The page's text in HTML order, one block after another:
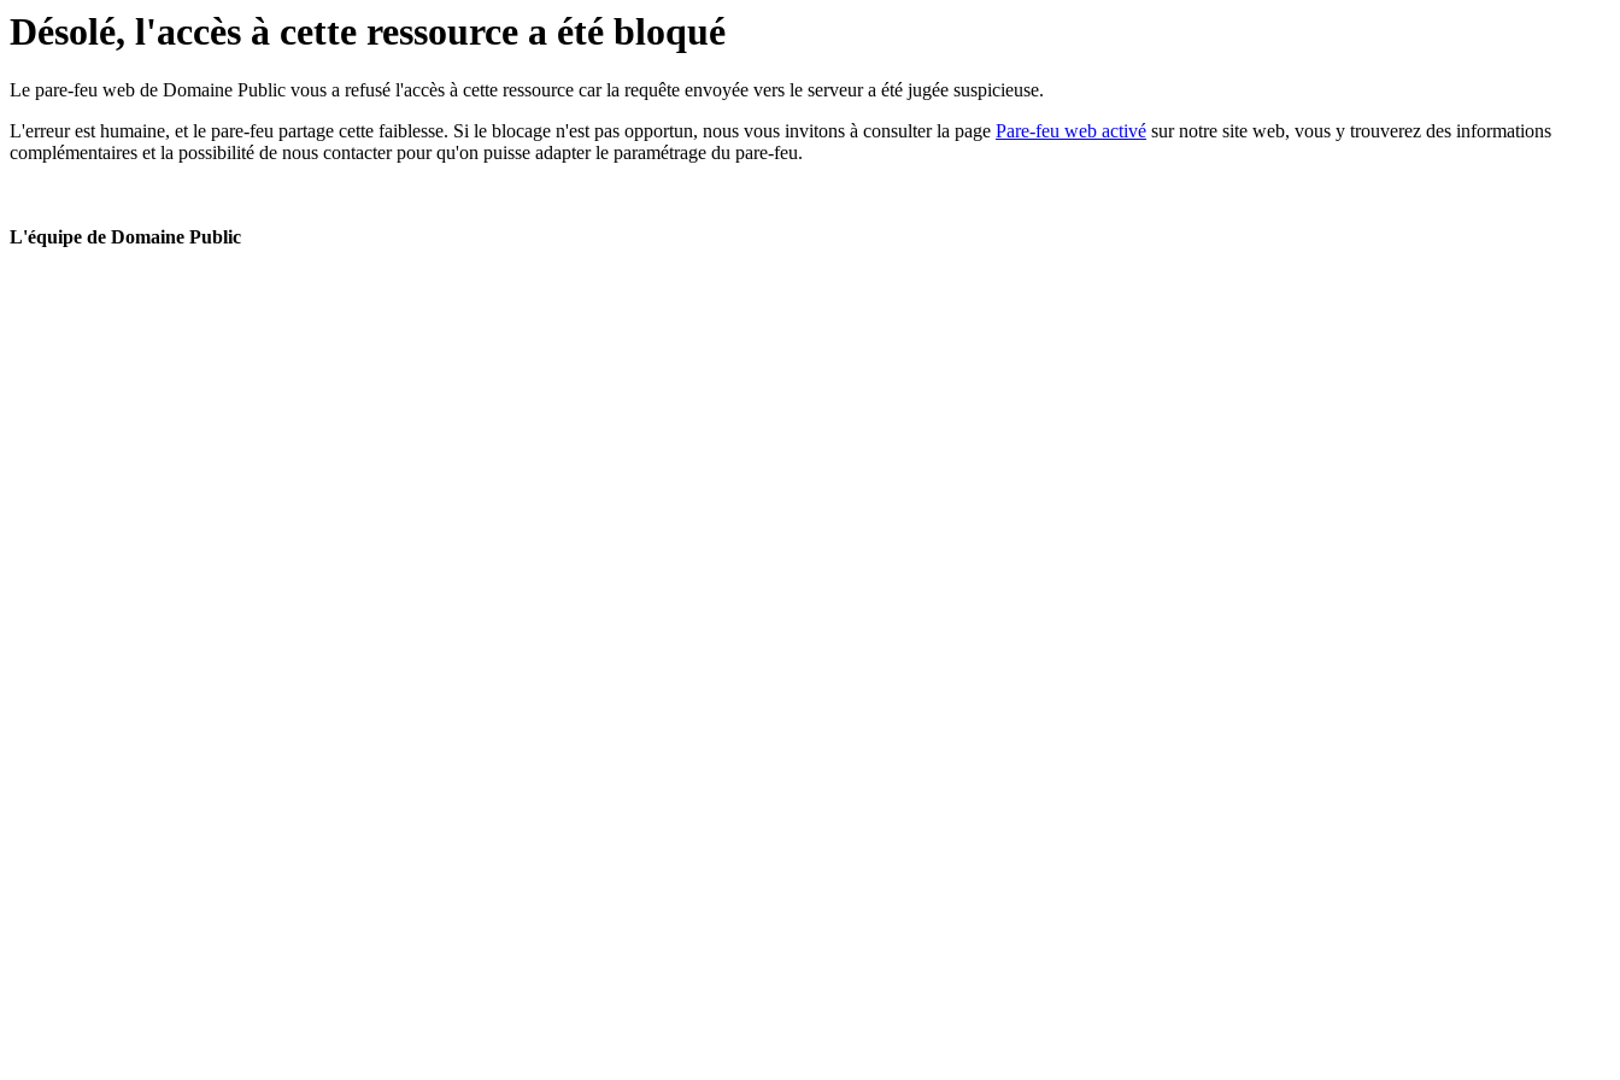
Désolé, l'accès à cette ressource a été bloqué
Le pare-feu web de Domaine Public vous a refusé l'accès à cette ressource car la requête envoyée vers le serveur a été jugée suspicieuse.
L'erreur est humaine, et le pare-feu partage cette faiblesse. Si le blocage n'est pas opportun, nous vous invitons à consulter la page Pare-feu web activé sur notre site web, vous y trouverez des informations
complémentaires et la possibilité de nous contacter pour qu'on puisse adapter le paramétrage du pare-feu.
L'équipe de Domaine Public